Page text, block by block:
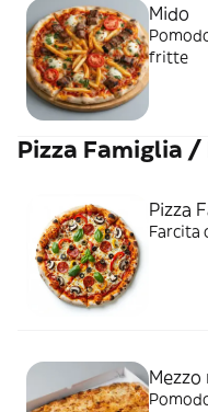
Mido
fritte
Pizza Famiglia /
Pizza
Farcita